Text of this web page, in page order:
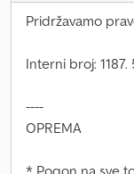
Pridržavamo
Interni broj: 1187.
----
OPREMA
* Pogon na sve